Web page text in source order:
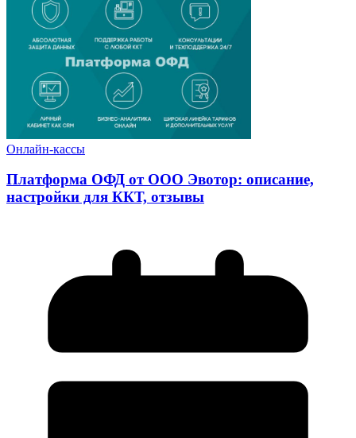
Онлайн-кассы
Платформа ОФД от ООО Эвотор: описание,
настройки для ККТ, отзывы